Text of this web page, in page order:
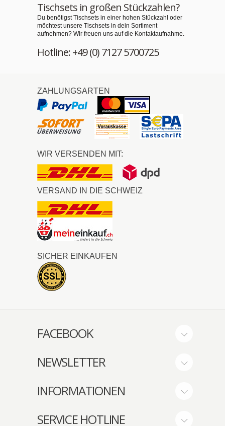
Tischsets in großen Stückzahlen?
Du benötigst Tischsets in einer hohen Stückzahl oder
möchtest unsere Tischsets in dein Sortiment
aufnehmen? Wir freuen uns auf die Kontaktaufnahme.
Hotline: +49 (0) 7127 5700725
ZAHLUNGSARTEN
WIR VERSENDEN MIT:
VERSAND IN DIE SCHWEIZ
SICHER EINKAUFEN
FACEBOOK
NEWSLETTER
INFORMATIONEN
SERVICE HOTLINE